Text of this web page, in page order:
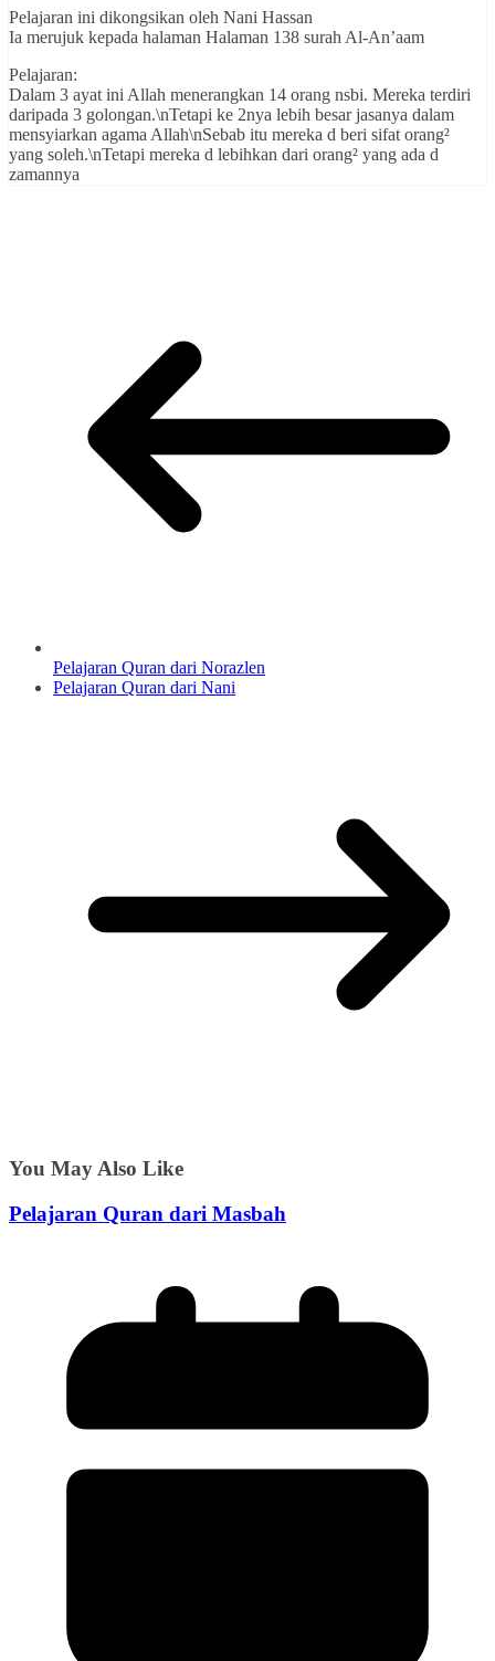
Pelajaran ini dikongsikan oleh Nani Hassan
Ia merujuk kepada halaman Halaman 138 surah Al-An’aam
Pelajaran:
Dalam 3 ayat ini Allah menerangkan 14 orang nsbi. Mereka terdiri
daripada 3 golongan.\nTetapi ke 2nya lebih besar jasanya dalam
mensyiarkan agama Allah\nSebab itu mereka d beri sifat orang²
yang soleh.\nTetapi mereka d lebihkan dari orang² yang ada d
zamannya
Pelajaran Quran dari Norazlen
Pelajaran Quran dari Nani
You May Also Like
Pelajaran Quran dari Masbah